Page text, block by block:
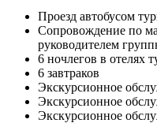
Проезд автобусом
Сопровождение по
руководителем
6 ночлегов в отелях
6 завтраков
Экскурсионное
Экскурсионное
Экскурсионное